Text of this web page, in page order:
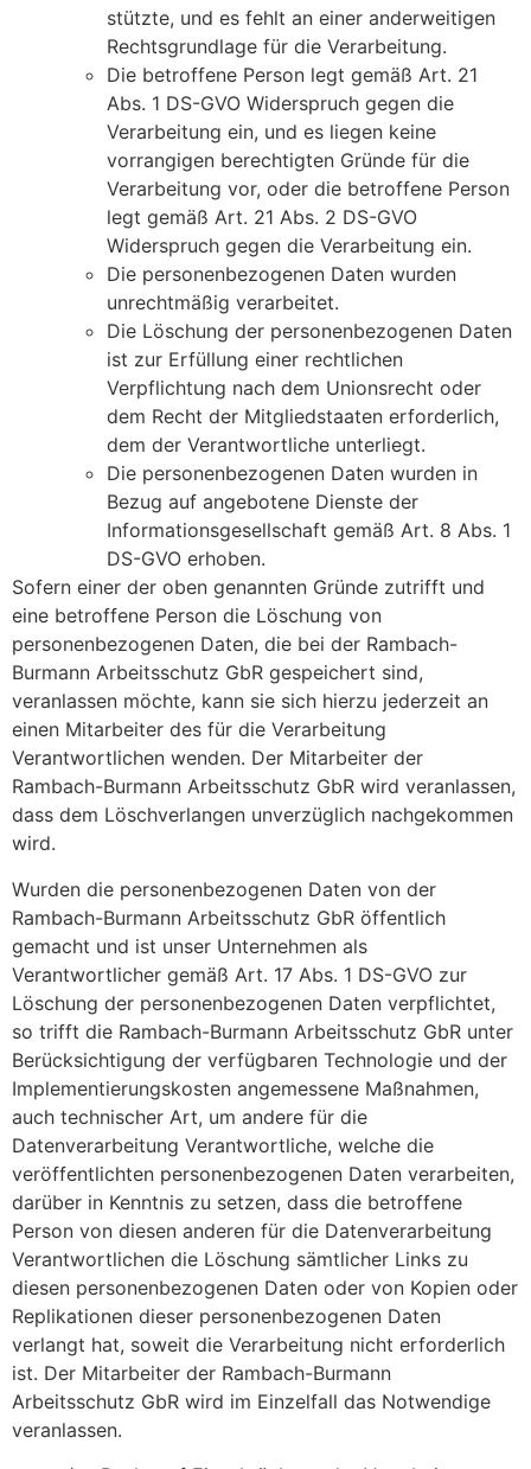
stützte, und es fehlt an einer anderweitigen
Rechtsgrundlage für die Verarbeitung.
Die betroffene Person legt gemäß Art. 21
Abs. 1 DS-GVO Widerspruch gegen die
Verarbeitung ein, und es liegen keine
vorrangigen berechtigten Gründe für die
Verarbeitung vor, oder die betroffene Person
legt gemäß Art. 21 Abs. 2 DS-GVO
Widerspruch gegen die Verarbeitung ein.
Die personenbezogenen Daten wurden
unrechtmäßig verarbeitet.
Die Löschung der personenbezogenen Daten
ist zur Erfüllung einer rechtlichen
Verpflichtung nach dem Unionsrecht oder
dem Recht der Mitgliedstaaten erforderlich,
dem der Verantwortliche unterliegt.
Die personenbezogenen Daten wurden in
Bezug auf angebotene Dienste der
Informationsgesellschaft gemäß Art. 8 Abs. 1
DS-GVO erhoben.
Sofern einer der oben genannten Gründe zutrifft und
eine betroffene Person die Löschung von
personenbezogenen Daten, die bei der Rambach-
Burmann Arbeitsschutz GbR gespeichert sind,
veranlassen möchte, kann sie sich hierzu jederzeit an
einen Mitarbeiter des für die Verarbeitung
Verantwortlichen wenden. Der Mitarbeiter der
Rambach-Burmann Arbeitsschutz GbR wird veranlassen,
dass dem Löschverlangen unverzüglich nachgekommen
wird.
Wurden die personenbezogenen Daten von der
Rambach-Burmann Arbeitsschutz GbR öffentlich
gemacht und ist unser Unternehmen als
Verantwortlicher gemäß Art. 17 Abs. 1 DS-GVO zur
Löschung der personenbezogenen Daten verpflichtet,
so trifft die Rambach-Burmann Arbeitsschutz GbR unter
Berücksichtigung der verfügbaren Technologie und der
Implementierungskosten angemessene Maßnahmen,
auch technischer Art, um andere für die
Datenverarbeitung Verantwortliche, welche die
veröffentlichten personenbezogenen Daten verarbeiten,
darüber in Kenntnis zu setzen, dass die betroffene
Person von diesen anderen für die Datenverarbeitung
Verantwortlichen die Löschung sämtlicher Links zu
diesen personenbezogenen Daten oder von Kopien oder
Replikationen dieser personenbezogenen Daten
verlangt hat, soweit die Verarbeitung nicht erforderlich
ist. Der Mitarbeiter der Rambach-Burmann
Arbeitsschutz GbR wird im Einzelfall das Notwendige
veranlassen.